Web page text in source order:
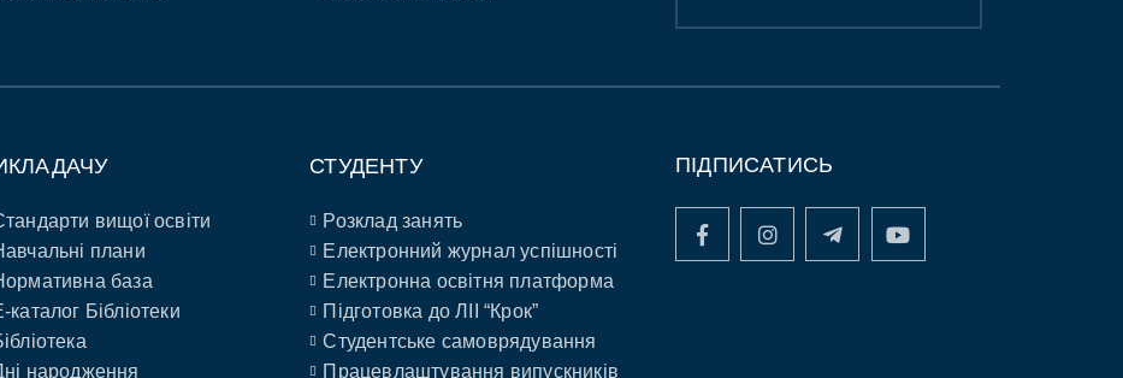
вищої освіти
плани
база
каталог Бібліотеки
народження
СТУДЕНТУ
Розклад занять
Електронний журнал успішності
Електронна освітня платформа
Підготовка до ЛІІ “Крок”
Студентське самоврядування
Працевлаштування випускників
ПІДПИСАТИСЬ